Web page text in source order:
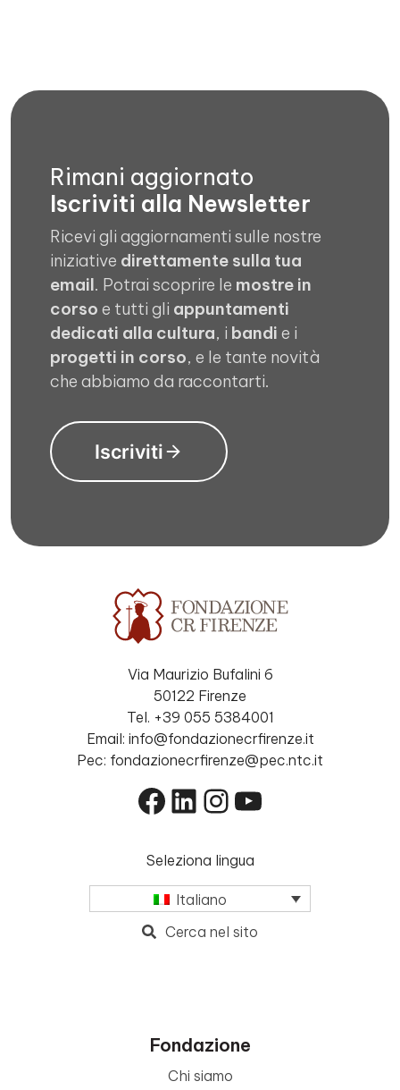
Rimani aggiornato
Iscriviti alla Newsletter
Ricevi gli aggiornamenti sulle nostre
iniziative direttamente sulla tua
email. Potrai scoprire le mostre in
corso e tutti gli appuntamenti
dedicati alla cultura, i bandi e i
progetti in corso, e le tante novità
che abbiamo da raccontarti.
Iscriviti
Via Maurizio Bufalini 6
50122 Firenze
Tel. +39 055 5384001
Email: info@fondazionecrfirenze.it
Pec: fondazionecrfirenze@pec.ntc.it
Facebook
LinkedIn
Instagram
YouTube
Seleziona lingua
Italiano
Cerca nel sito
Fondazione
Chi siamo